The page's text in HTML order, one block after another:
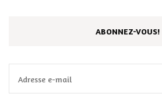
ABONNEZ-VOUS!
e-